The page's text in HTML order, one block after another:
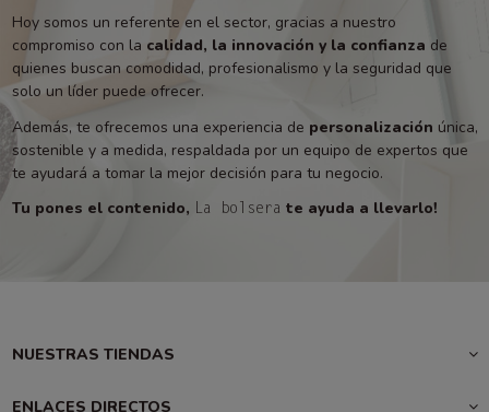
Hoy somos un referente en el sector, gracias a nuestro
compromiso con la calidad, la innovación y la confianza de
quienes buscan comodidad, profesionalismo y la seguridad que
solo un líder puede ofrecer.
Además, te ofrecemos una experiencia de personalización única,
sostenible y a medida, respaldada por un equipo de expertos que
te ayudará a tomar la mejor decisión para tu negocio.
Tu pones el contenido, La bolsera te ayuda a llevarlo!
NUESTRAS TIENDAS
ENLACES DIRECTOS